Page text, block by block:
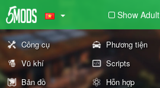
Show Adult
Công cụ Phương tiện
Vũ khí
Scripts
Bản đồ
Hỗn hợp